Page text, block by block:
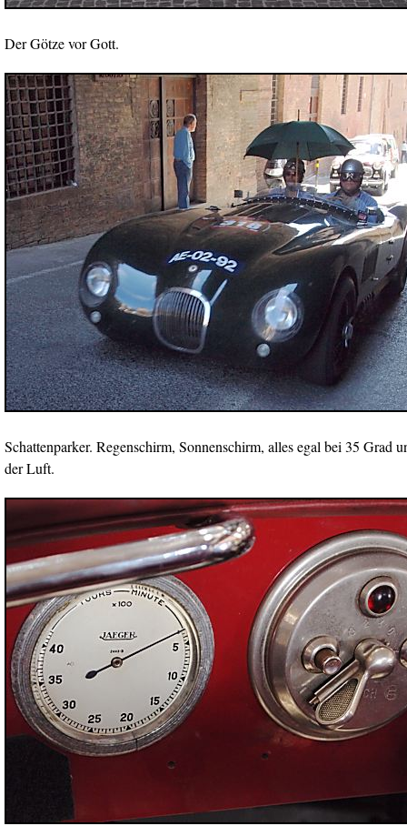
Der Götze vor Gott.
Schattenparker. Regenschirm, Sonnenschirm, alles egal bei 35 Grad
der Luft.